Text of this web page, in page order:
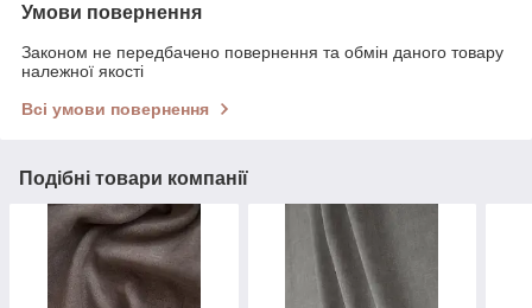
Умови повернення
Законом не передбачено повернення та обмін даного товару
належної якості
Всі умови повернення
Подібні товари компанії